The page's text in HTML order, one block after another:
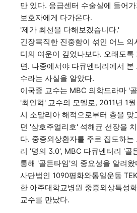
만 있다. 응급센터 수술실에 들어
보호자에게 다가온다.
'제가 최선을 다해보겠습니다.'
긴장묵직한 진중함이 섞인 어느 의
디의 여운이 깊었나보다. 오래도록
면. 나중에서야 다큐멘터리에서 본
수라는 사실을 알았다.
이국종 교수는 MBC 의학드라마 '
'최인혁' 교수의 모델로, 2011년 1
시 소말리아 해적으로부터 총을 맞
던 '삼호주얼리호' 석해균 선장을
다. 중증외상환자를 주로 집도하는
리 '명의 3.0', MBC 다큐멘터리 '골
통해 '골든타임'의 중요성을 알려왔
사단법인 1090평화와통일운동
한 아주대학교병원 중증외상특성
교수를 만났다.